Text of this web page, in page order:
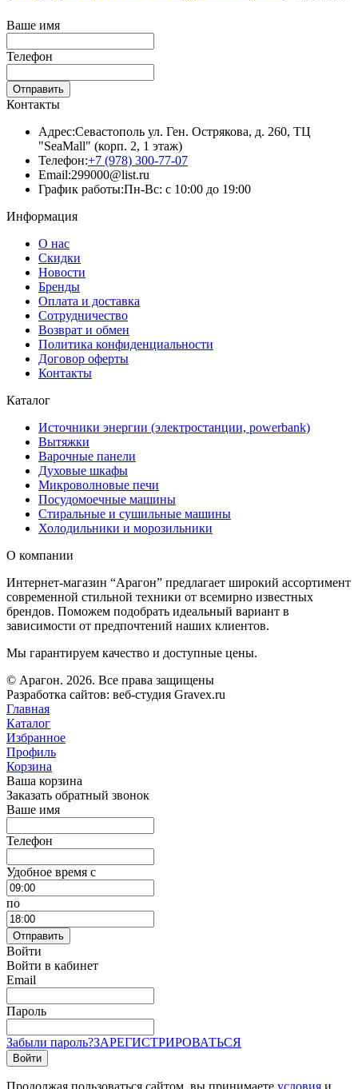
Ваше имя
Телефон
Отправить
Контакты
Адрес:Севастополь ул. Ген. Острякова, д. 260, ТЦ
"SeaMall" (корп. 2, 1 этаж)
Телефон:+7 (978) 300-77-07
Email:299000@list.ru
График работы:Пн-Вс: с 10:00 до 19:00
Информация
О нас
Скидки
Новости
Бренды
Оплата и доставка
Сотрудничество
Возврат и обмен
Политика конфиденциальности
Договор оферты
Контакты
Каталог
Источники энергии (электростанции, powerbank)
Вытяжки
Варочные панели
Духовые шкафы
Микроволновые печи
Посудомоечные машины
Стиральные и сушильные машины
Холодильники и морозильники
О компании
Интернет-магазин “Арагон” предлагает широкий ассортимент
современной стильной техники от всемирно известных
брендов. Поможем подобрать идеальный вариант в
зависимости от предпочтений наших клиентов.
Мы гарантируем качество и доступные цены.
© Арагон. 2026. Все права защищены
Разработка сайтов: веб-студия Gravex.ru
Главная
Каталог
Избранное
Профиль
Корзина
Ваша корзина
Заказать обратный звонок
Ваше имя
Телефон
Удобное время c
по
Отправить
Войти
Войти в кабинет
Email
Пароль
Забыли пароль?ЗАРЕГИСТРИРОВАТЬСЯ
Войти
Продолжая пользоваться сайтом, вы принимаете условия и